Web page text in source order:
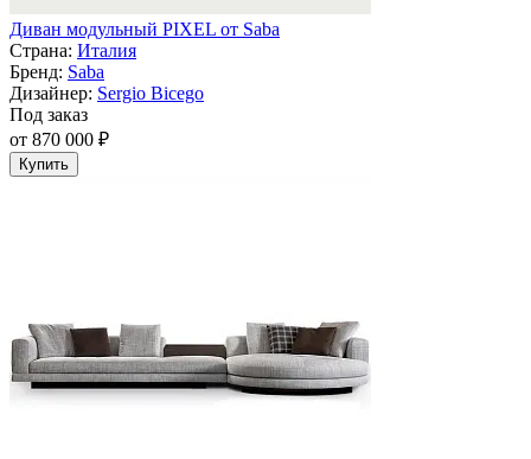
Диван модульный PIXEL от Saba
Страна: Италия
Бренд: Saba
Дизайнер: Sergio Bicego
Под заказ
от 870 000 ₽
Купить